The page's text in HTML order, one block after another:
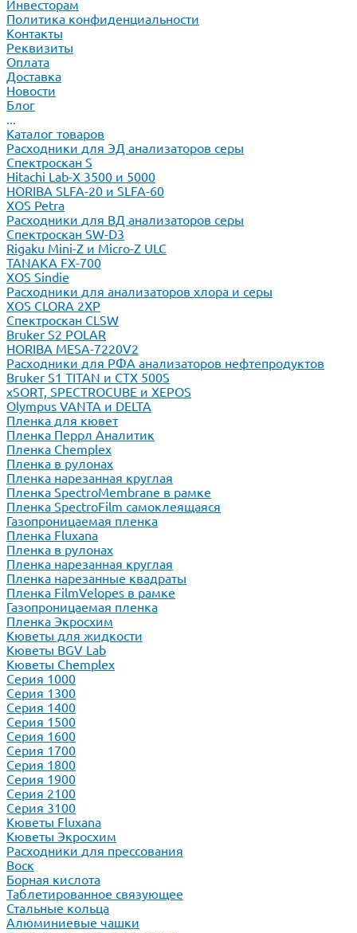
Инвесторам
Политика конфиденциальности
Контакты
Реквизиты
Оплата
Доставка
Новости
Блог
...
Каталог товаров
Расходники для ЭД анализаторов серы
Спектроскан S
Hitachi Lab-X 3500 и 5000
HORIBA SLFA-20 и SLFA-60
XOS Petra
Расходники для ВД анализаторов серы
Спектроскан SW-D3
Rigaku Mini-Z и Micro-Z ULC
TANAKA FX-700
XOS Sindie
Расходники для анализаторов хлора и серы
XOS CLORA 2XP
Спектроскан CLSW
Bruker S2 POLAR
HORIBA MESA-7220V2
Расходники для РФА анализаторов нефтепродуктов
Bruker S1 TITAN и CTX 500S
xSORT, SPECTROCUBE и XEPOS
Olympus VANTA и DELTA
Пленка для кювет
Пленка Перрл Аналитик
Пленка Chemplex
Пленка в рулонах
Пленка нарезанная круглая
Пленка SpectroMembrane в рамке
Пленка SpectroFilm самоклеящаяся
Газопроницаемая пленка
Пленка Fluxana
Пленка в рулонах
Пленка нарезанная круглая
Пленка нарезанные квадраты
Пленка FilmVelopes в рамке
Газопроницаемая пленка
Пленка Экросхим
Кюветы для жидкости
Кюветы BGV Lab
Кюветы Chemplex
Серия 1000
Серия 1300
Серия 1400
Серия 1500
Серия 1600
Серия 1700
Серия 1800
Серия 1900
Серия 2100
Серия 3100
Кюветы Fluxana
Кюветы Экросхим
Расходники для прессования
Воск
Борная кислота
Таблетированное связующее
Стальные кольца
Алюминиевые чашки